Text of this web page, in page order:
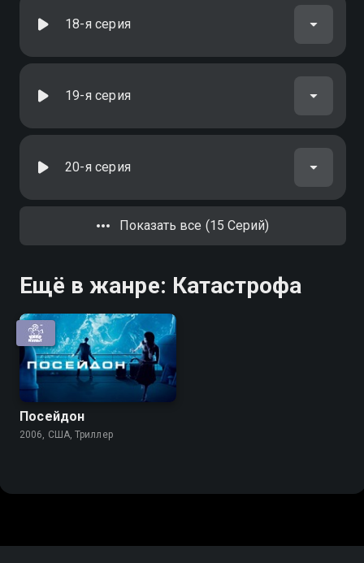
18-я серия
19-я серия
20-я серия
Показать все (15 Серий)
Ещё в жанре: Катастрофа
Посейдон
2006, США, Триллер